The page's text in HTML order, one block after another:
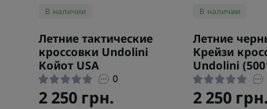
В наличии
Летние тактические
кроссовки Undolini
Койот USA
0
2 250 грн.
В наличии
Летние
Крейзи
Undolini
2 250 грн.